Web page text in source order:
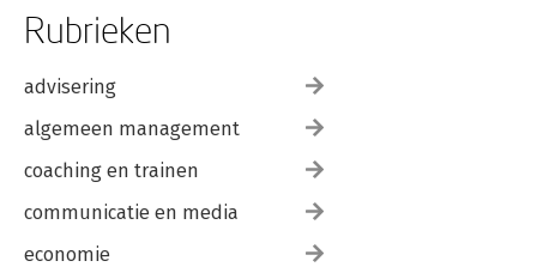
Rubrieken
advisering
algemeen management
coaching en trainen
communicatie en media
economie